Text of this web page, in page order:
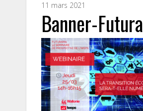
11 mars 2021
Banner-